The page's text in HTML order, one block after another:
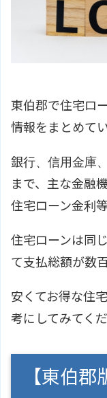
東伯郡で住宅ロ
情報をまとめてい
銀行、信用金庫
まで、主な金融
住宅ローン金利
住宅ローンは同
て支払総額が数
安くてお得な住
考にしてみてくだ
【東伯